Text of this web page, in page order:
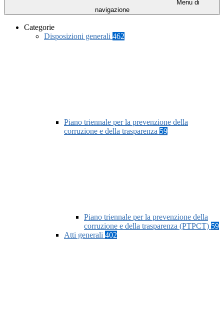
Menu di
navigazione
Categorie
Disposizioni generali 462
Piano triennale per la prevenzione della
corruzione e della trasparenza 59
Piano triennale per la prevenzione della
corruzione e della trasparenza (PTPCT) 59
Atti generali 402